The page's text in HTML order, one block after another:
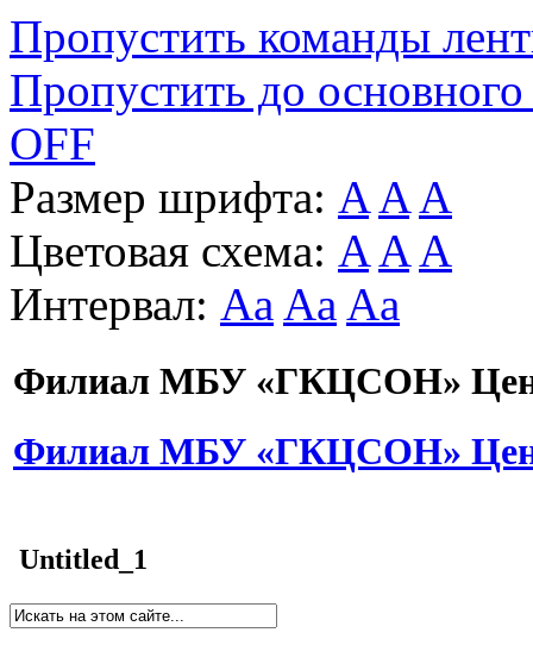
Пропустить команды
Пропустить до основного
OFF
Размер шрифта: A A A
Цветовая схема: A A A
Интервал: Aa Aa Aa
Филиал МБУ «ГКЦСОН»
Филиал МБУ «ГКЦСОН»
Untitled_1